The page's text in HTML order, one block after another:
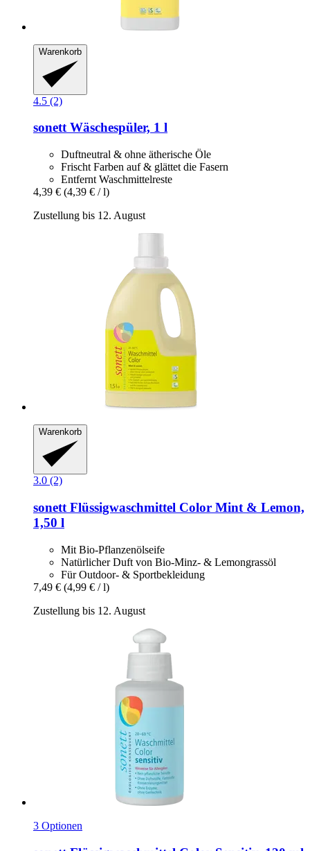
Warenkorb
4.5 (2)
sonettWäschespüler, 1 l
Duftneutral & ohne ätherische Öle
Frischt Farben auf & glättet die Fasern
Entfernt Waschmittelreste
4,39 € (4,39 € / l)
Zustellung bis 12. August
Warenkorb
3.0 (2)
sonett Flüssigwaschmittel Color Mint & Lemon,
1,50 l
Mit Bio-Pflanzenölseife
Natürlicher Duft von Bio-Minz- & Lemongrassöl
Für Outdoor- & Sportbekleidung
7,49 € (4,99 € / l)
Zustellung bis 12. August
3 Optionen